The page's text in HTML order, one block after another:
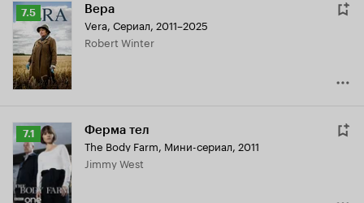
Рейтинг
Кинопоиска
7.5
7.5 Вера
Vera, Сериал, 2011–2025
Robert Winter
Рейтинг
Кинопоиска
7.1
7.1 Ферма тел
The Body Farm, Мини-сериал, 2011
Jimmy West